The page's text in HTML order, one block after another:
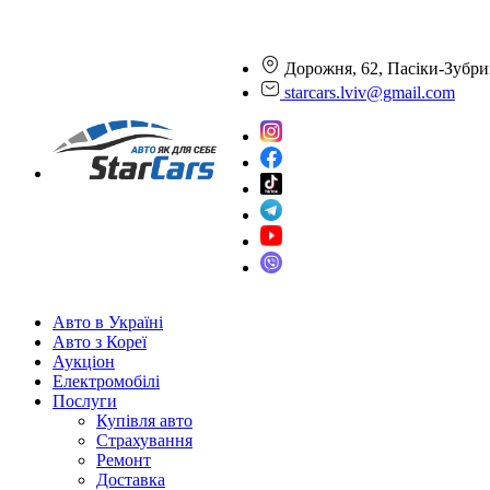
Дорожня, 62, Пасіки-
starcars.lviv@gmail.com
Авто в Україні
Авто з Кореї
Аукціон
Електромобілі
Послуги
Купівля авто
Страхування
Ремонт
Доставка